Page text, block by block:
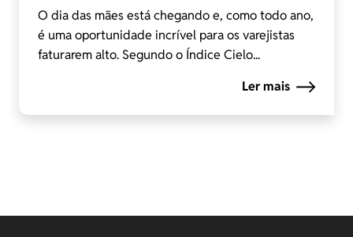
O dia das mães está chegando e, como todo ano,
é uma oportunidade incrível para os varejistas
faturarem alto. Segundo o Índice Cielo...
Ler mais